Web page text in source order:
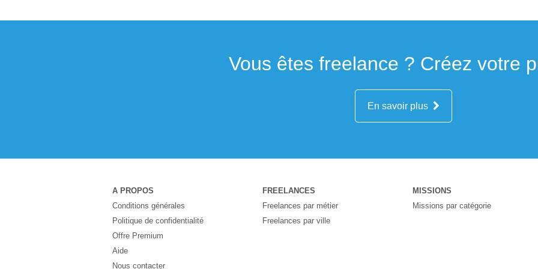
Vous êtes freelance ? Créez votre
En savoir plus
A PROPOS
Conditions générales
Politique de confidentialité
Offre Premium
Aide
Nous contacter
FREELANCES
Freelances par métier
Freelances par ville
MISSIONS
Missions par catégorie